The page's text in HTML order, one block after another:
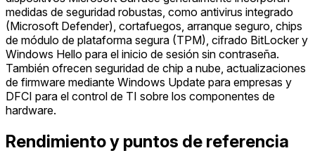
medidas de seguridad robustas, como antivirus integrado
(Microsoft Defender), cortafuegos, arranque seguro, chips
de módulo de plataforma segura (TPM), cifrado BitLocker y
Windows Hello para el inicio de sesión sin contraseña.
También ofrecen seguridad de chip a nube, actualizaciones
de firmware mediante Windows Update para empresas y
DFCI para el control de TI sobre los componentes de
hardware.
Rendimiento y puntos de referencia